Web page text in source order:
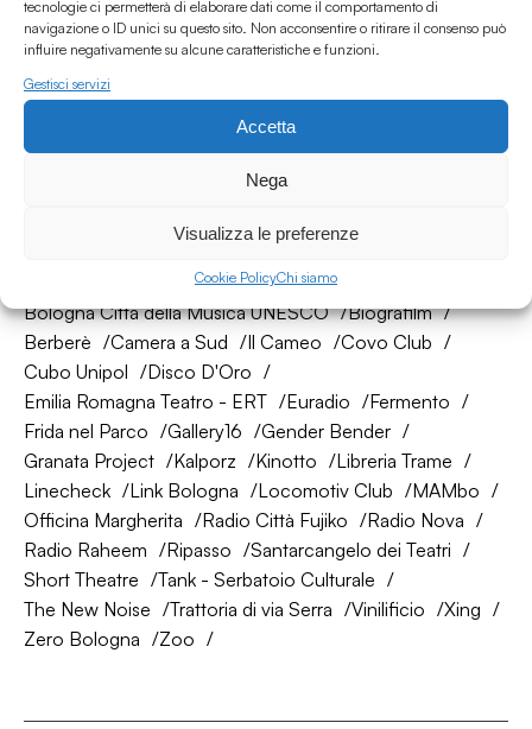
tecnologie ci permetterà di elaborare dati come il comportamento di
navigazione o ID unici su questo sito. Non acconsentire o ritirare il consenso può
influire negativamente su alcune caratteristiche e funzioni.
Gestisci servizi
Accetta
Nega
Visualizza le preferenze
Cookie PolicyChi siamo
Via degli Orti 63, Bologna 40137
IVA: IT03691751204
CF: 03691751204
La nostra rete di amici
AtelierSì
Baumhaus
Bologna Città della Musica UNESCO
Biografilm
Berberè
Camera a Sud Il Cameo
Covo Club
Cubo Unipol
Disco D'Oro
Emilia Romagna Teatro - ERT
Euradio
Fermento
Frida nel Parco
Gallery16
Gender Bender
Granata Project
Kalporz Kinotto
Libreria Trame
Linecheck
Link Bologna Locomotiv Club
MAMbo
Officina Margherita
Radio Città Fujiko
Radio Nova
Radio Raheem
Ripasso
Santarcangelo dei Teatri
Short Theatre
Tank - Serbatoio Culturale
The New Noise
Trattoria di via Serra Vinilificio
Xing
Zero Bologna
Zoo